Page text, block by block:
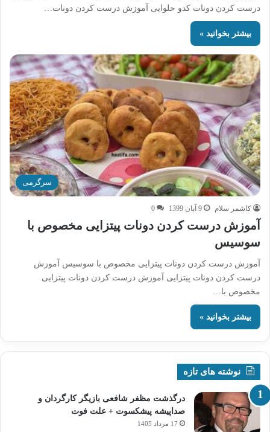
درست کردن دونات کدو حلوایی آموزش درست کردن دونات…
بیشتر بخوانید »
سرگرمی
کاشمر سلام 9 آبان 1399 0
آموزش درست کردن دونات پیتزایی مخصوص با
سوسیس
آموزش درست کردن دونات پیتزایی مخصوص با سوسیس آموزش
درست کردن دونات پیتزایی آموزش درست کردن دونات پیتزایی
مخصوص با…
بیشتر بخوانید »
نوشته های تازه
درگذشت مظفر شافعی بازیگر کارگردان و
صداپیشه پیشکسوت + علت فوت
17 مرداد 1405